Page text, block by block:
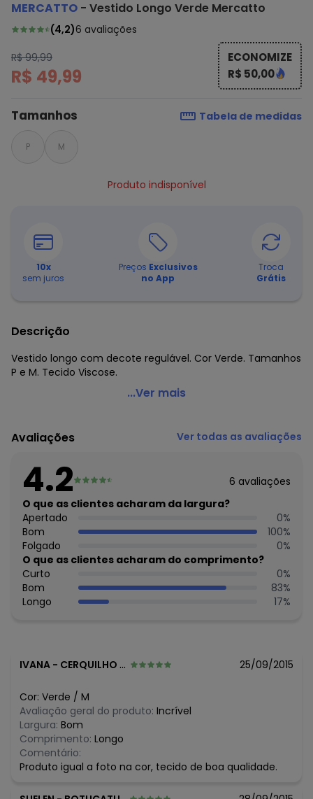
MERCATTO - Vestido Longo Verde Mercatto
(4,2)6 avaliações
R$ 99,99
R$ 49,99
ECONOMIZE
R$ 50,00
Tamanhos Tabela de medidas
P M
Produto indisponível
10x
sem juros
Preços Exclusivos
no App
Troca
Grátis
Descrição
Vestido longo com decote regulável. Cor Verde. Tamanhos
P e M. Tecido Viscose.
Mercatto - Vestido Longo Verde Mercatto
Tem que ter! Um vestido deslumbrante, para deixar seus
dias mais leves, confortáveis e elegantes. Quando visto de
ele é um modelo com amarração nas costas e decote
regulável.
Fique ainda mais maravilhosa usando mix de pulseiras e
sandália rasteira.
Vestido longo estampado, com decote regulável, cintura
com elástico e fenda frontal, confeccionado em 94%
viscose e 6% elastano.
Histórico de preços
O preço apresentado abaixo é o menor oferecido em
junho/2026 N/D*
abril/2026
março/2026
fevereiro/2026
...Ver mais
Avaliações Ver todas as avaliações
4.2 6 avaliações
O que as clientes acharam da largura?
Apertado
0%
Bom
100%
Folgado
0%
O que as clientes acharam do comprimento?
Curto
0%
Bom
83%
Longo
17%
IVANA - CERQUILHO - SP 25/09/2015
Cor: Verde / M
Avaliação geral do produto: Incrível
Largura: Bom
Comprimento: Longo
Comentário:
Produto igual a foto na cor, tecido de boa qualidade.